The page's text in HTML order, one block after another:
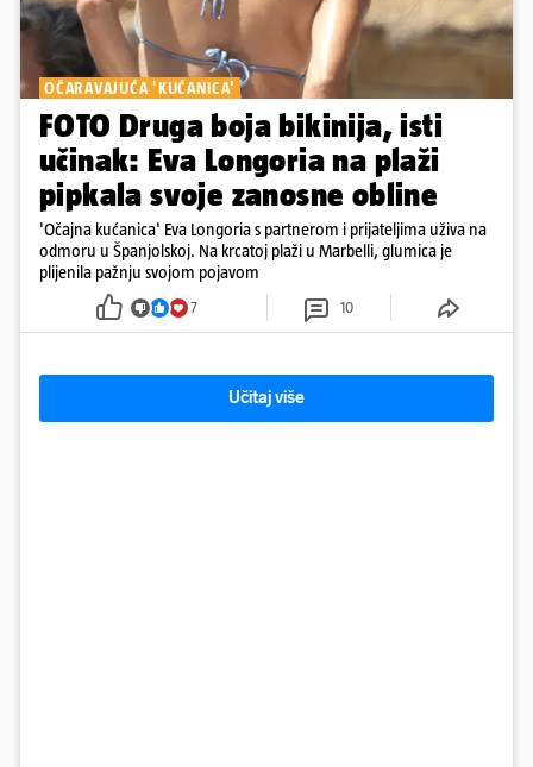
OČARAVAJUĆA 'KUĆANICA'
FOTO Druga boja bikinija, isti
učinak: Eva Longoria na plaži
pipkala svoje zanosne obline
'Očajna kućanica' Eva Longoria s partnerom i prijateljima uživa na
odmoru u Španjolskoj. Na krcatoj plaži u Marbelli, glumica je
plijenila pažnju svojom pojavom
7 10
Učitaj više